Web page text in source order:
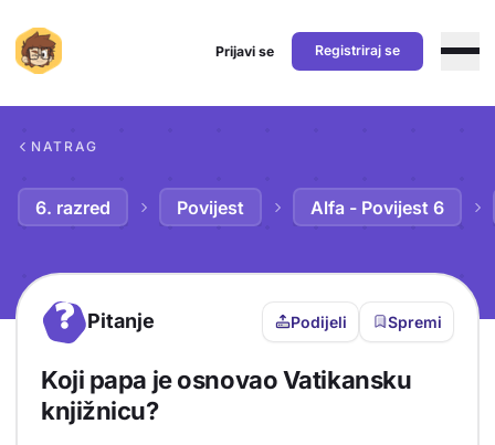
Prijavi se Registriraj se
NATRAG
6. razred Povijest Alfa - Povijest 6
? Pitanje Podijeli Spremi
Koji papa je osnovao Vatikansku
knjižnicu?